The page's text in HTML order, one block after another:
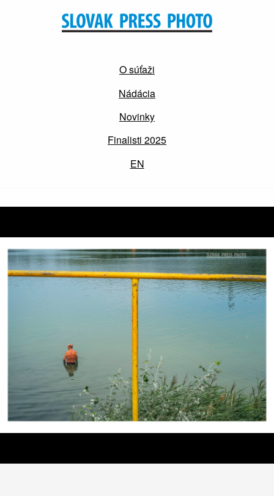
O súťaži
Nádácia
Novinky
Finalisti 2025
EN